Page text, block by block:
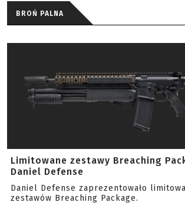
BROŃ PALNA
Limitowane zestawy Breaching
Daniel Defense
Daniel Defense zaprezentowało
zestawów Breaching Package.